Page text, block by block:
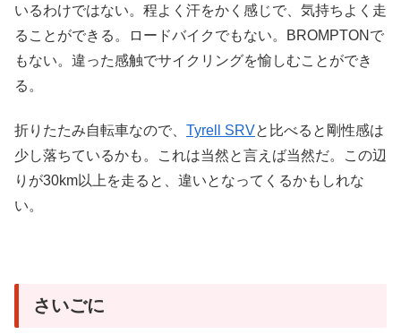
いるわけではない。程よく汗をかく感じで、気持ちよく走
ることができる。ロードバイクでもない。BROMPTONで
もない。違った感触でサイクリングを愉しむことができ
る。
折りたたみ自転車なので、 Tyrell SRVと比べると剛性感は
少し落ちているかも。これは当然と言えば当然だ。この辺
りが30km以上を走ると、違いとなってくるかもしれな
い。
さいごに